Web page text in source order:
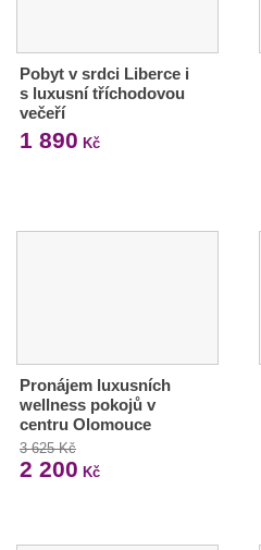
Pobyt v srdci Liberce i
s luxusní tříchodovou
večeří
1 890 Kč
Pronájem luxusních
wellness pokojů v
centru Olomouce
3 625 Kč
2 200 Kč